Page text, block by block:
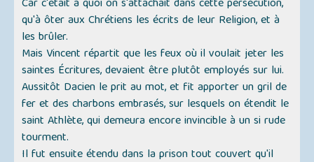
Car c'était à quoi on s'attachait dans cette persécution,
qu'à ôter aux Chrétiens les écrits de leur Religion, et à
les brûler.
Mais Vincent répartit que les feux où il voulait jeter les
saintes Écritures, devaient être plutôt employés sur lui.
Aussitôt Dacien le prit au mot, et fit apporter un gril de
fer et des charbons embrasés, sur lesquels on étendit le
saint Athlète, qui demeura encore invincible à un si rude
tourment.
Il fut ensuite étendu dans la prison tout couvert qu'il